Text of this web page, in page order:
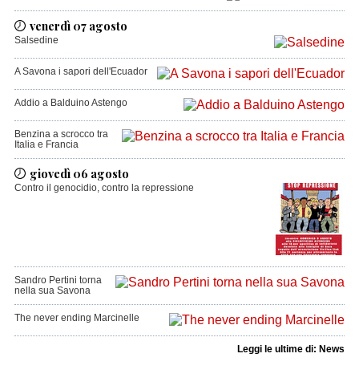
venerdì 07 agosto
Salsedine
A Savona i sapori dell'Ecuador
Addio a Balduino Astengo
Benzina a scrocco tra
Italia e Francia
giovedì 06 agosto
Contro il genocidio, contro la repressione
Sandro Pertini torna
nella sua Savona
The never ending Marcinelle
Leggi le ultime di: News